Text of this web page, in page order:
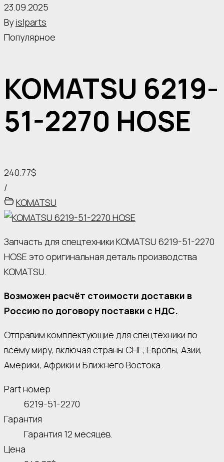
23.09.2025
By islparts
Популярное
KOMATSU 6219-
51-2270 HOSE
240.77$
/
KOMATSU
Запчасть для спецтехники KOMATSU 6219-51-2270
HOSE это оригинальная деталь производства
KOMATSU.
Возможен расчёт стоимости доставки в
Россию по договору поставки с НДС.
Отправим комплектующие для спецтехники по
всему миру, включая страны СНГ, Европы, Азии,
Америки, Африки и Ближнего Востока.
Part номер
6219-51-2270
Гарантия
Гарантия 12 месяцев.
Цена